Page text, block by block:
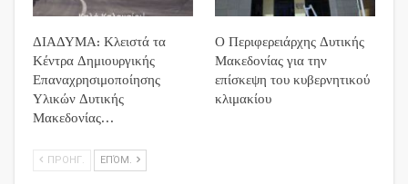
ΔΙΑΔΥΜΑ: Κλειστά τα
Κέντρα Δημιουργικής
Επαναχρησιμοποίησης
Υλικών Δυτικής
Μακεδονίας…
Ο Περιφερειάρχης Δυτικής
Μακεδονίας για την
επίσκεψη του κυβερνητικού
κλιμακίου
ΠΡΟΗΓ. ΕΠΌΜ.